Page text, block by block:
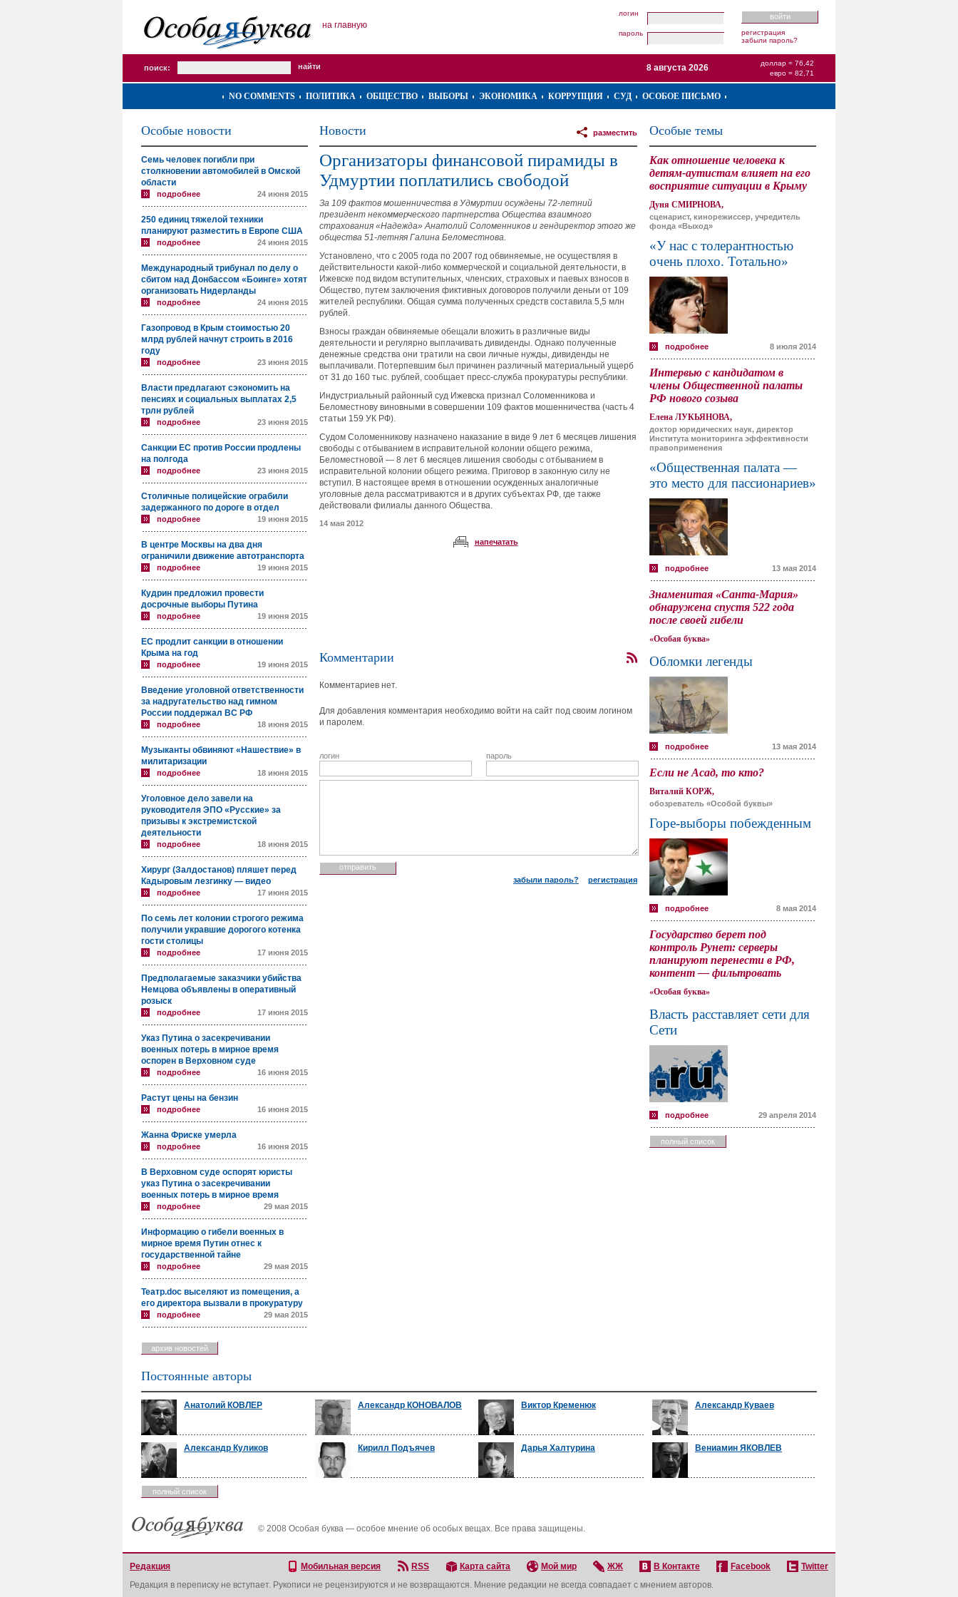
на главную
логин
пароль
регистрация
забыли пароль?
поиск:
доллар = 76,42
евро = 82,71
8 августа 2026
NO COMMENTS ПОЛИТИКА ОБЩЕСТВО ВЫБОРЫ ЭКОНОМИКА КОРРУПЦИЯ СУД ОСОБОЕ ПИСЬМО
Особые новости
Семь человек погибли при
столкновении автомобилей в Омской
области
подробнее 24 июня 2015
250 единиц тяжелой техники
планируют разместить в Европе США
подробнее 24 июня 2015
Международный трибунал по делу о
сбитом над Донбассом «Боинге» хотят
организовать Нидерланды
подробнее 24 июня 2015
Газопровод в Крым стоимостью 20
млрд рублей начнут строить в 2016
году
подробнее 23 июня 2015
Власти предлагают сэкономить на
пенсиях и социальных выплатах 2,5
трлн рублей
подробнее 23 июня 2015
Санкции ЕС против России продлены
на полгода
подробнее 23 июня 2015
Столичные полицейские ограбили
задержанного по дороге в отдел
подробнее 19 июня 2015
В центре Москвы на два дня
ограничили движение автотранспорта
подробнее 19 июня 2015
Кудрин предложил провести
досрочные выборы Путина
подробнее 19 июня 2015
ЕС продлит санкции в отношении
Крыма на год
подробнее 19 июня 2015
Введение уголовной ответственности
за надругательство над гимном
России поддержал ВС РФ
подробнее 18 июня 2015
Музыканты обвиняют «Нашествие» в
милитаризации
подробнее 18 июня 2015
Уголовное дело завели на
руководителя ЭПО «Русские» за
призывы к экстремистской
деятельности
подробнее 18 июня 2015
Хирург (Залдостанов) пляшет перед
Кадыровым лезгинку — видео
подробнее 17 июня 2015
По семь лет колонии строгого режима
получили укравшие дорогого котенка
гости столицы
подробнее 17 июня 2015
Предполагаемые заказчики убийства
Немцова объявлены в оперативный
розыск
подробнее 17 июня 2015
Указ Путина о засекречивании
военных потерь в мирное время
оспорен в Верховном суде
подробнее 16 июня 2015
Растут цены на бензин
подробнее 16 июня 2015
Жанна Фриске умерла
подробнее 16 июня 2015
В Верховном суде оспорят юристы
указ Путина о засекречивании
военных потерь в мирное время
подробнее 29 мая 2015
Информацию о гибели военных в
мирное время Путин отнес к
государственной тайне
подробнее 29 мая 2015
Театр.doc выселяют из помещения, а
его директора вызвали в прокуратуру
подробнее 29 мая 2015
архив новостей
Новости разместить
Организаторы финансовой пирамиды в
Удмуртии поплатились свободой
За 109 фактов мошенничества в Удмуртии осуждены 72-летний
президент некоммерческого партнерства Общества взаимного
страхования «Надежда» Анатолий Соломенников и гендиректор этого же
общества 51-летняя Галина Беломестнова.
Установлено, что с 2005 года по 2007 год обвиняемые, не осуществляя в
действительности какой-либо коммерческой и социальной деятельности, в
Ижевске под видом вступительных, членских, страховых и паевых взносов в
Общество, путем заключения фиктивных договоров получили деньги от 109
жителей республики. Общая сумма полученных средств составила 5,5 млн
рублей.
Взносы граждан обвиняемые обещали вложить в различные виды
деятельности и регулярно выплачивать дивиденды. Однако полученные
денежные средства они тратили на свои личные нужды, дивиденды не
выплачивали. Потерпевшим был причинен различный материальный ущерб
от 31 до 160 тыс. рублей, сообщает пресс-служба прокуратуры республики.
Индустриальный районный суд Ижевска признал Соломенникова и
Беломестнову виновными в совершении 109 фактов мошенничества (часть 4
статьи 159 УК РФ).
Судом Соломенникову назначено наказание в виде 9 лет 6 месяцев лишения
свободы с отбыванием в исправительной колонии общего режима,
Беломестновой — 8 лет 6 месяцев лишения свободы с отбыванием в
исправительной колонии общего режима. Приговор в законную силу не
вступил. В настоящее время в отношении осужденных аналогичные
уголовные дела рассматриваются и в других субъектах РФ, где также
действовали филиалы данного Общества.
14 мая 2012
напечатать
Комментарии
Комментариев нет.
Для добавления комментария необходимо войти на сайт под своим логином
и паролем.
логин пароль
забыли пароль? регистрация
Особые темы
Как отношение человека к
детям-аутистам влияет на его
восприятие ситуации в Крыму
Дуня СМИРНОВА,
сценарист, кинорежиссер, учредитель
фонда «Выход»
«У нас с толерантностью
очень плохо. Тотально»
подробнее 8 июля 2014
Интервью с кандидатом в
члены Общественной палаты
РФ нового созыва
Елена ЛУКЬЯНОВА,
доктор юридических наук, директор
Института мониторинга эффективности
правоприменения
«Общественная палата —
это место для пассионариев»
подробнее 13 мая 2014
Знаменитая «Санта-Мария»
обнаружена спустя 522 года
после своей гибели
«Особая буква»
Обломки легенды
подробнее 13 мая 2014
Если не Асад, то кто?
Виталий КОРЖ,
обозреватель «Особой буквы»
Горе-выборы побежденным
подробнее 8 мая 2014
Государство берет под
контроль Рунет: серверы
планируют перенести в РФ,
контент — фильтровать
«Особая буква»
Власть расставляет сети для
Сети
подробнее 29 апреля 2014
полный список
Постоянные авторы
Анатолий КОВЛЕР Александр КОНОВАЛОВ Виктор Кременюк Александр Куваев
Александр Куликов Кирилл Подъячев Дарья Халтурина Вениамин ЯКОВЛЕВ
полный список
© 2008 Особая буква — особое мнение об особых вещах. Все права защищены.
Редакция Мобильная версия RSS Карта сайта Мой мир ЖЖ В Контакте Facebook
Twitter
Редакция в переписку не вступает. Рукописи не рецензируются и не возвращаются. Мнение редакции не всегда совпадает с мнением авторов.